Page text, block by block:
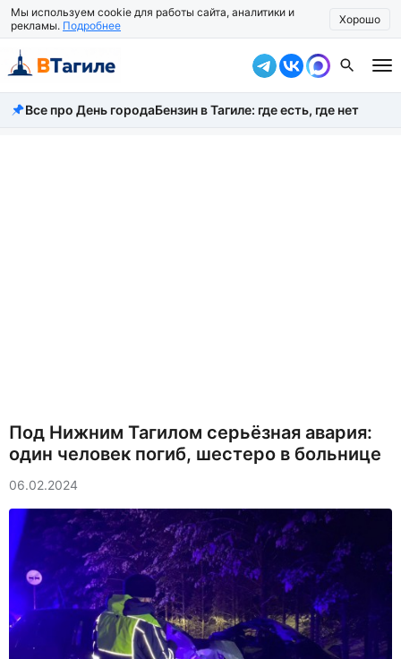
Мы используем cookie для работы сайта, аналитики и
рекламы. Подробнее Хорошо
Все новости
Все про День городаБензин в Тагиле: где есть, где нет
Под Нижним Тагилом серьёзная авария:
один человек погиб, шестеро в больнице
06.02.2024